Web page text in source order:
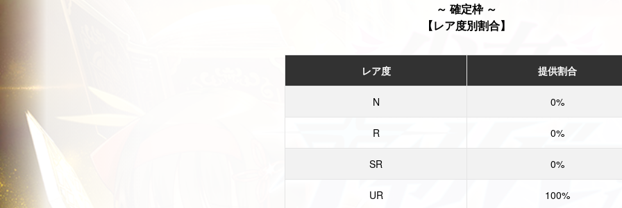
～ 確定枠 ～
【レア度別割合】
レア度 提供割合
N 0%
R 0%
SR 0%
UR 100%